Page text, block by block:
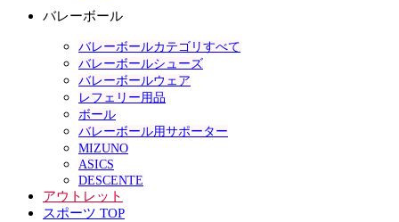
バレーボール
バレーボールカテゴリすべて
バレーボールシューズ
バレーボールウェア
レフェリー用品
ボール
バレーボール用サポーター
MIZUNO
ASICS
DESCENTE
アウトレット
スポーツ TOP